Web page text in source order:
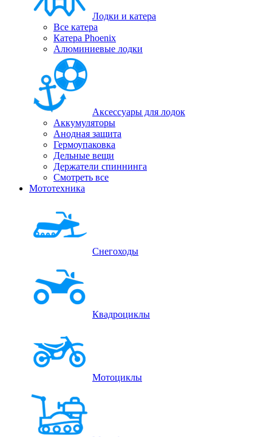
Лодки и катера
Все катера
Катера Phoenix
Алюминиевые лодки
Аксессуары для лодок
Аккумуляторы
Анодная защита
Гермоупаковка
Дельные вещи
Держатели спиннинга
Смотреть все
Мототехника
Снегоходы
Квадроциклы
Мотоциклы